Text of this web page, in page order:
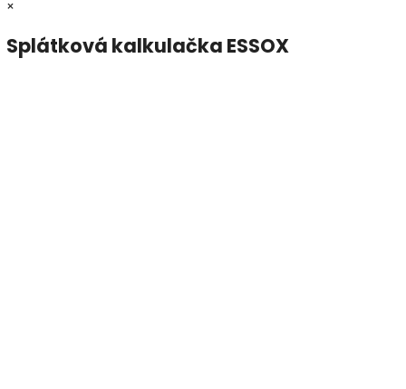
×
Splátková kalkulačka ESSOX